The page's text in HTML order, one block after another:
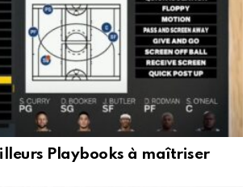
Playbooks à maîtriser